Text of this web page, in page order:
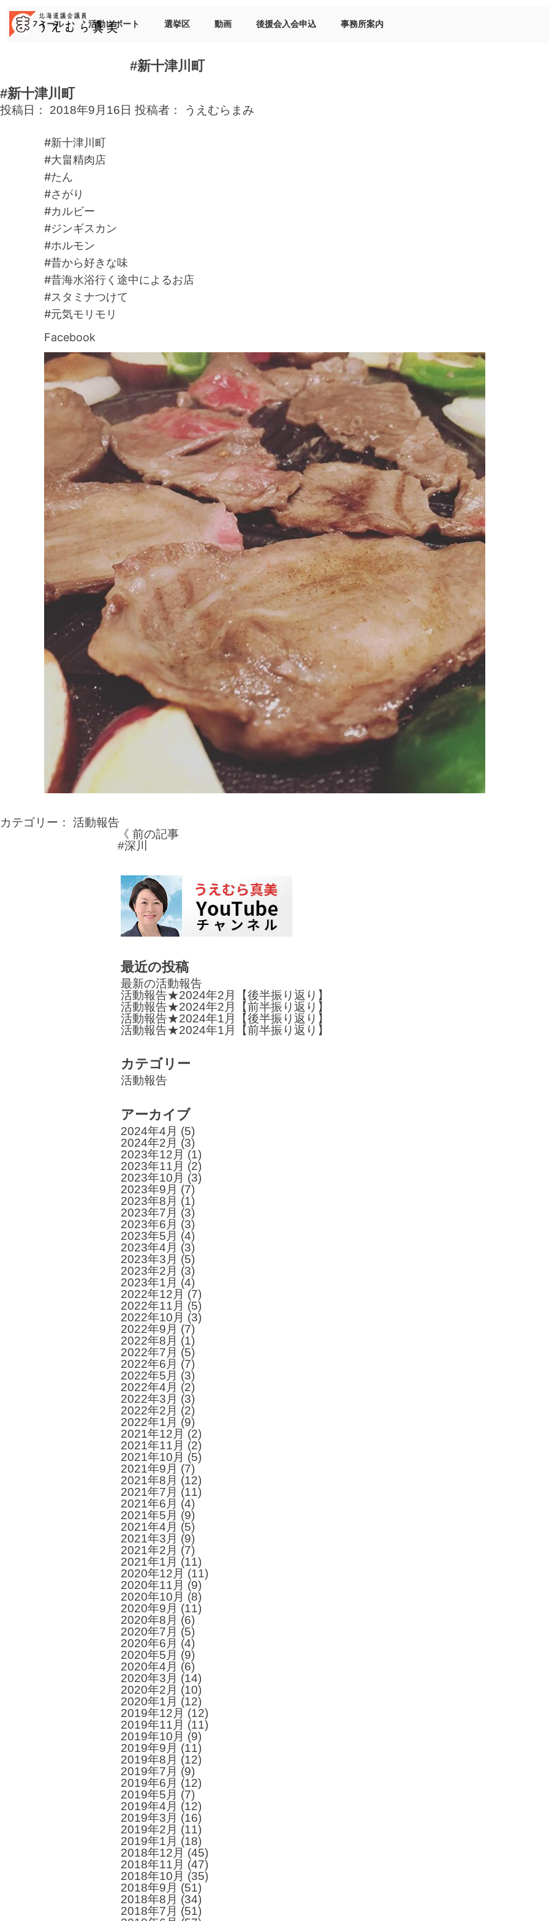
content
プロフィール 活動レポート 選挙区 動画 後援会入会申込 事務所案内
#新十津川町
#新十津川町
投稿日： 2018年9月16日 投稿者： うえむらまみ
#新十津川町
#大畠精肉店
#たん
#さがり
#カルビー
#ジンギスカン
#ホルモン
#昔から好きな味
#昔海水浴行く途中によるお店
#スタミナつけて
#元気モリモリ
Facebook
カテゴリー： 活動報告
投
ナ
ビ
ゲ
シ
ョ
ン
《 前の記事
#深川
最近の投稿
最新の活動報告
活動報告★2024年2月【後半振り返り】
活動報告★2024年2月【前半振り返り】
活動報告★2024年1月【後半振り返り】
活動報告★2024年1月【前半振り返り】
カテゴリー
活動報告
アーカイブ
2024年4月 (5)
2024年2月 (3)
2023年12月 (1)
2023年11月 (2)
2023年10月 (3)
2023年9月 (7)
2023年8月 (1)
2023年7月 (3)
2023年6月 (3)
2023年5月 (4)
2023年4月 (3)
2023年3月 (5)
2023年2月 (3)
2023年1月 (4)
2022年12月 (7)
2022年11月 (5)
2022年10月 (3)
2022年9月 (7)
2022年8月 (1)
2022年7月 (5)
2022年6月 (7)
2022年5月 (3)
2022年4月 (2)
2022年3月 (3)
2022年2月 (2)
2022年1月 (9)
2021年12月 (2)
2021年11月 (2)
2021年10月 (5)
2021年9月 (7)
2021年8月 (12)
2021年7月 (11)
2021年6月 (4)
2021年5月 (9)
2021年4月 (5)
2021年3月 (9)
2021年2月 (7)
2021年1月 (11)
2020年12月 (11)
2020年11月 (9)
2020年10月 (8)
2020年9月 (11)
2020年8月 (6)
2020年7月 (5)
2020年6月 (4)
2020年5月 (9)
2020年4月 (6)
2020年3月 (14)
2020年2月 (10)
2020年1月 (12)
2019年12月 (12)
2019年11月 (11)
2019年10月 (9)
2019年9月 (11)
2019年8月 (12)
2019年7月 (9)
2019年6月 (12)
2019年5月 (7)
2019年4月 (12)
2019年3月 (16)
2019年2月 (11)
2019年1月 (18)
2018年12月 (45)
2018年11月 (47)
2018年10月 (35)
2018年9月 (51)
2018年8月 (34)
2018年7月 (51)